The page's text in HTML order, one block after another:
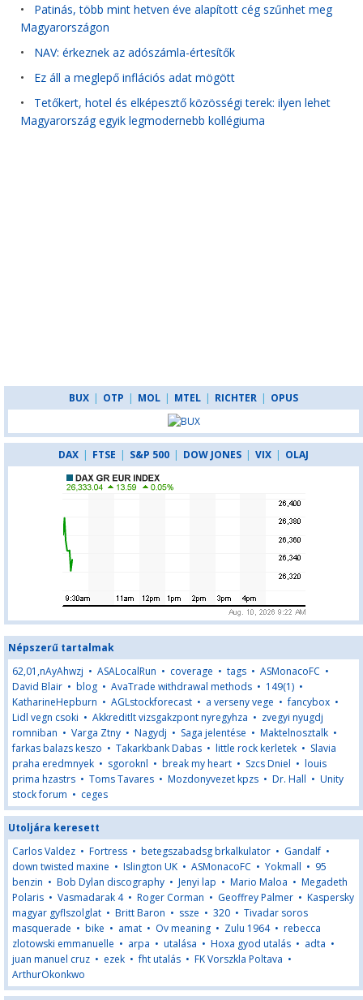
• Patinás, több mint hetven éve alapított cég szűnhet meg
Magyarországon
• NAV: érkeznek az adószámla-értesítők
• Ez áll a meglepő inflációs adat mögött
• Tetőkert, hotel és elképesztő közösségi terek: ilyen lehet
Magyarország egyik legmodernebb kollégiuma
BUX | OTP | MOL | MTEL | RICHTER | OPUS
DAX | FTSE | S&P 500 | DOW JONES | VIX | OLAJ
Népszerű tartalmak
62,01,nAyAhwzj • ASALocalRun • coverage • tags • ASMonacoFC •
David Blair • blog • AvaTrade withdrawal methods • 149(1) •
KatharineHepburn • AGLstockforecast • a verseny vege •fancybox •
Lidl vegn csoki • Akkreditlt vizsgakzpont nyregyhza • zvegyi nyugdj
romniban • Varga Ztny • Nagydj • Saga jelentése • Maktelnosztalk •
farkas balazs keszo • Takarkbank Dabas • little rock kerletek • Slavia
praha eredmnyek • sgoroknl • break my heart • Szcs Dniel • louis
prima hzastrs • Toms Tavares • Mozdonyvezet kpzs • Dr. Hall • Unity
stock forum • ceges
Utoljára keresett
Carlos Valdez • Fortress • betegszabadsg brkalkulator • Gandalf •
down twisted maxine • Islington UK • ASMonacoFC • Yokmall • 95
benzin • Bob Dylan discography • Jenyi lap • Mario Maloa • Megadeth
Polaris • Vasmadarak 4• Roger Corman • Geoffrey Palmer • Kaspersky
magyar gyflszolglat • Britt Baron • ssze • 320 • Tivadar soros
masquerade • bike • amat • Ov meaning • Zulu 1964• rebecca
zlotowski emmanuelle • arpa • utalása • Hoxa gyod utalás • adta •
juan manuel cruz • ezek •fht utalás • FK Vorszkla Poltava •
ArthurOkonkwo